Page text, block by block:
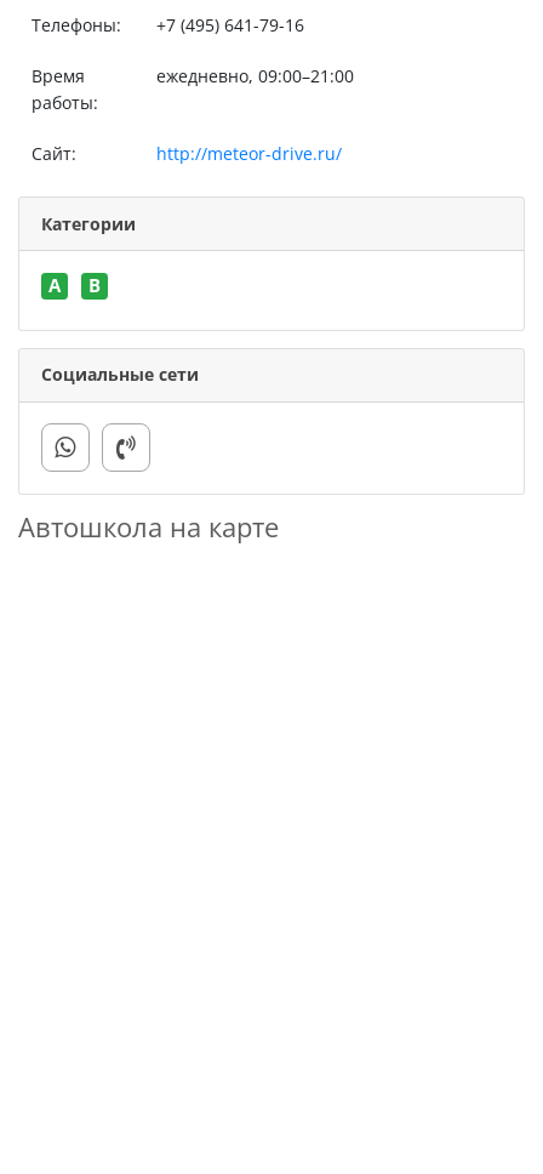
Телефоны: +7 (495) 641-79-16
Время
работы:
ежедневно, 09:00–21:00
Сайт: http://meteor-drive.ru/
Категории
A B
Социальные сети
Автошкола на карте